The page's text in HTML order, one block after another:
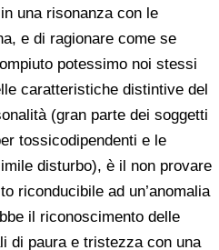
una risonanza con le
e di ragionare come se
potessimo noi stessi
caratteristiche distintive del
(gran parte dei soggetti
tossicodipendenti e le
disturbo), è il non provare
riconducibile ad un’anomalia
il riconoscimento delle
di paura e tristezza con una